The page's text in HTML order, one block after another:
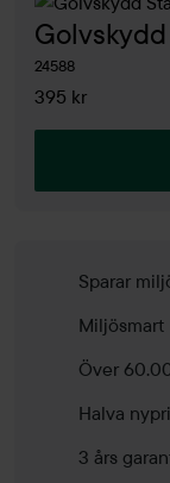
24588
395 kr
Sparar
Miljösmart
Över
Halva
3 års